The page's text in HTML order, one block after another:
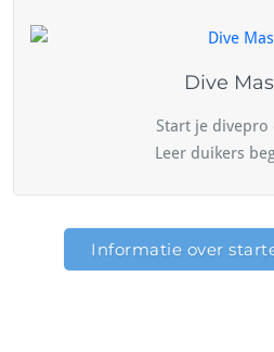
Dive
Start je divepro
Leer duikers
Informatie over